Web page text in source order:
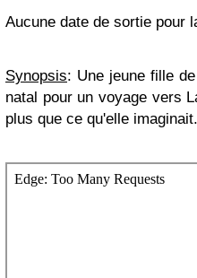
Aucune date de sortie pour
Synopsis: Une jeune fille
natal pour un voyage vers
plus que ce qu'elle imaginait.